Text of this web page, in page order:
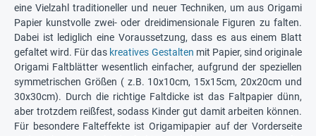
eine Vielzahl traditioneller und neuer Techniken, um aus Origami
Papier kunstvolle zwei- oder dreidimensionale Figuren zu falten.
Dabei ist lediglich eine Voraussetzung, dass es aus einem Blatt
gefaltet wird. Für das kreatives Gestalten mit Papier, sind originale
Origami Faltblätter wesentlich einfacher, aufgrund der speziellen
symmetrischen Größen ( z.B. 10x10cm, 15x15cm, 20x20cm und
30x30cm). Durch die richtige Faltdicke ist das Faltpapier dünn,
aber trotzdem reißfest, sodass Kinder gut damit arbeiten können.
Für besondere Falteffekte ist Origamipapier auf der Vorderseite